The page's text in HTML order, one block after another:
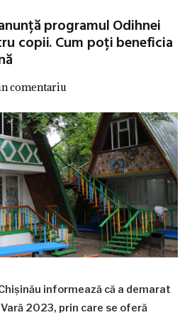
programul Odihnei
copii. Cum poți beneficia
comentariu
informează că a demarat
2023, prin care se oferă